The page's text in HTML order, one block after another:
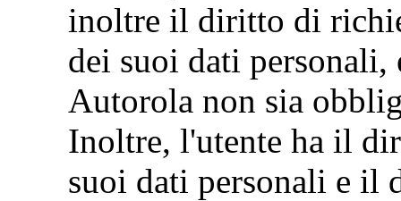
inoltre il diritto di
dei suoi dati personali,
Autorola non sia
Inoltre, l'utente ha il
suoi dati personali e il